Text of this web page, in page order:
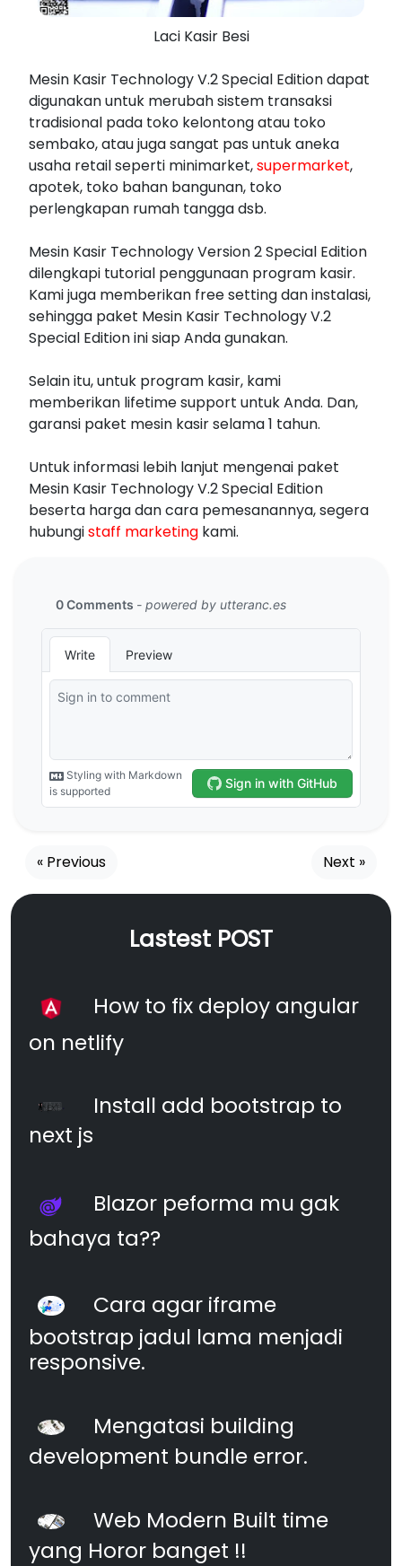
Laci Kasir Besi
Mesin Kasir Technology V.2 Special Edition dapat
digunakan untuk merubah sistem transaksi
tradisional pada toko kelontong atau toko
sembako, atau juga sangat pas untuk aneka
usaha retail seperti minimarket,supermarket,
apotek, toko bahan bangunan, toko
perlengkapan rumah tangga dsb.
Mesin Kasir Technology Version 2 Special Edition
dilengkapi tutorial penggunaan program kasir.
Kami juga memberikan free setting dan instalasi,
sehingga paket Mesin Kasir Technology V.2
Special Edition ini siap Anda gunakan.
Selain itu, untuk program kasir, kami
memberikan lifetime support untuk Anda. Dan,
garansi paket mesin kasir selama 1 tahun.
Untuk informasi lebih lanjut mengenai paket
Mesin Kasir Technology V.2 Special Edition
beserta harga dan cara pemesanannya, segera
hubungistaff marketing kami.
« Previous Next »
Lastest POST
How to fix deploy angular
on netlify
Install add bootstrap to
next js
Blazor peforma mu gak
bahaya ta??
Cara agar iframe
bootstrap jadul lama menjadi
responsive.
Mengatasi building
development bundle error.
Web Modern Built time
yang Horor banget !!